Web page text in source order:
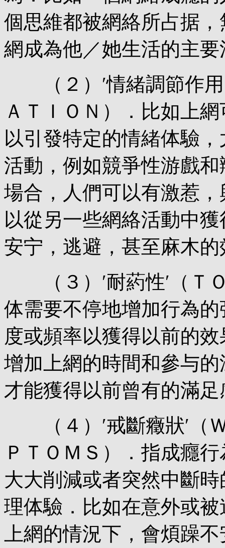
個思維都被網絡所占据
網成為他／她生活的主要
（２）′情緒調節作用
ＡＴＩＯＮ）．比如上網
以引發特定的情緒体驗
活動，例如競爭性游戲和
場合，人們可以有激惹
以從另一些網絡活動中
安宁，逃避，甚至麻木的
（３）′耐葯性′（Ｔ
体需要不停地增加行為的
度或頻率以獲得以前的
增加上網的時間和參与的
才能獲得以前曾有的滿足
（４）′戒斷癥狀′（
ＰＴＯＭＳ）．指成癮行
大大削減或者突然中斷
理体驗．比如在意外或被
上網的情況下，會煩躁